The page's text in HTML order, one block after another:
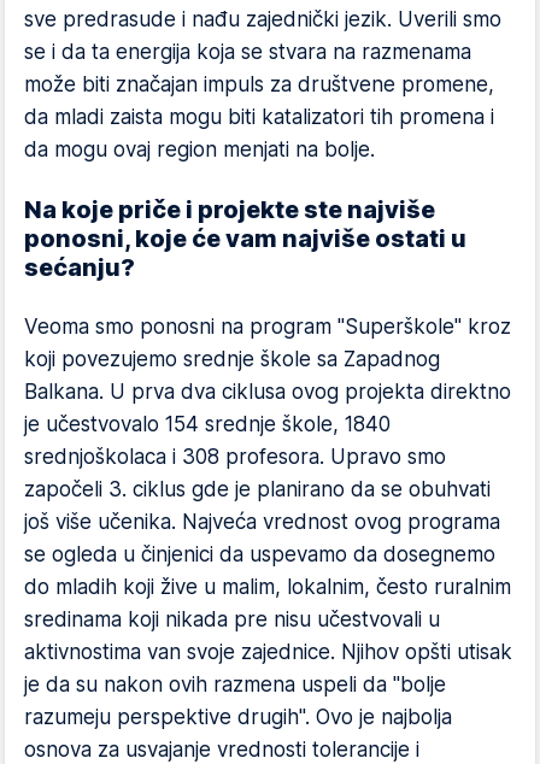
sve predrasude i nađu zajednički jezik. Uverili smo
se i da ta energija koja se stvara na razmenama
može biti značajan impuls za društvene promene,
da mladi zaista mogu biti katalizatori tih promena i
da mogu ovaj region menjati na bolje.
Na koje priče i projekte ste najviše
ponosni, koje će vam najviše ostati u
sećanju?
Veoma smo ponosni na program "Superškole" kroz
koji povezujemo srednje škole sa Zapadnog
Balkana. U prva dva ciklusa ovog projekta direktno
je učestvovalo 154 srednje škole, 1840
srednjoškolaca i 308 profesora. Upravo smo
započeli 3. ciklus gde je planirano da se obuhvati
još više učenika. Najveća vrednost ovog programa
se ogleda u činjenici da uspevamo da dosegnemo
do mladih koji žive u malim, lokalnim, često ruralnim
sredinama koji nikada pre nisu učestvovali u
aktivnostima van svoje zajednice. Njihov opšti utisak
je da su nakon ovih razmena uspeli da "bolje
razumeju perspektive drugih". Ovo je najbolja
osnova za usvajanje vrednosti tolerancije i